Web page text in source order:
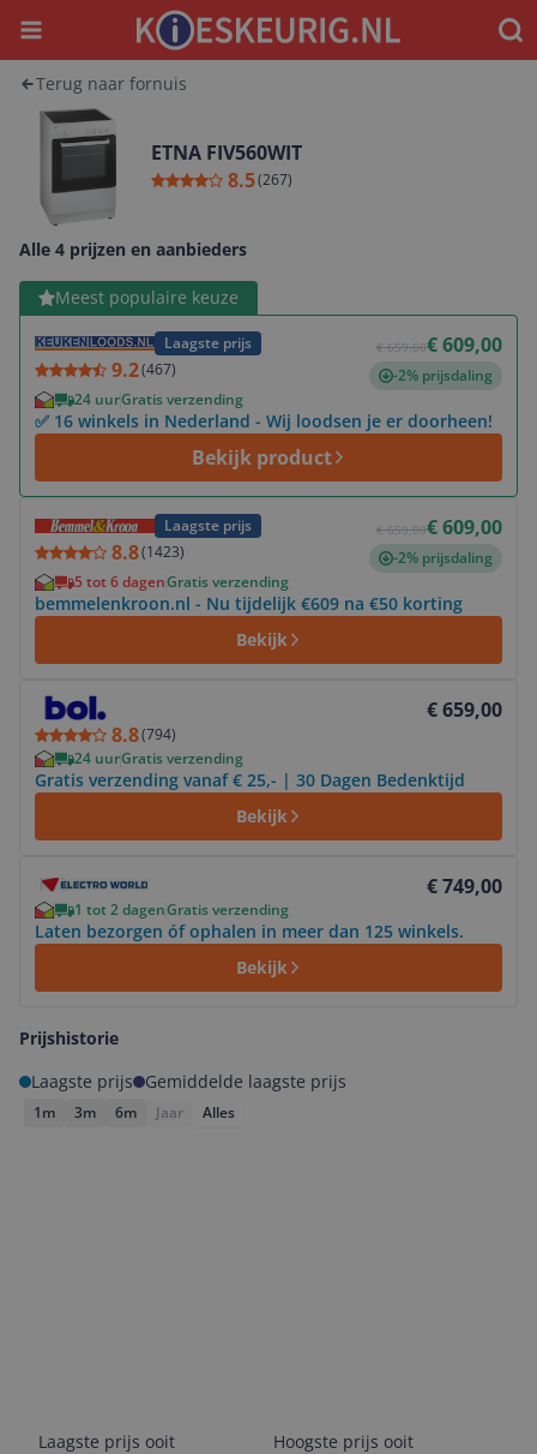
Menu
Terug naar fornuis
ETNA FIV560WIT
8.5(267)
Alle 4 prijzen en aanbieders
Meest populaire keuze
Laagste prijs
9.2(467)
€ 659,00€ 609,00
-2% prijsdaling
24 uurGratis verzending
✅ 16 winkels in Nederland - Wij loodsen je er doorheen!
Bekijk product
Bekijk product
Laagste prijs
8.8(1423)
€ 659,00€ 609,00
-2% prijsdaling
5 tot 6 dagenGratis verzending
bemmelenkroon.nl - Nu tijdelijk €609 na €50 korting
Bekijk
8.8(794)
€ 659,00
24 uurGratis verzending
Gratis verzending vanaf € 25,- | 30 Dagen Bedenktijd
Bekijk
Bekijk product
€ 749,00
1 tot 2 dagenGratis verzending
Laten bezorgen óf ophalen in meer dan 125 winkels.
Bekijk
Prijshistorie
Laagste prijs
Gemiddelde laagste prijs
1m 3m 6m Jaar Alles
Laagste prijs ooit
Hoogste prijs ooit